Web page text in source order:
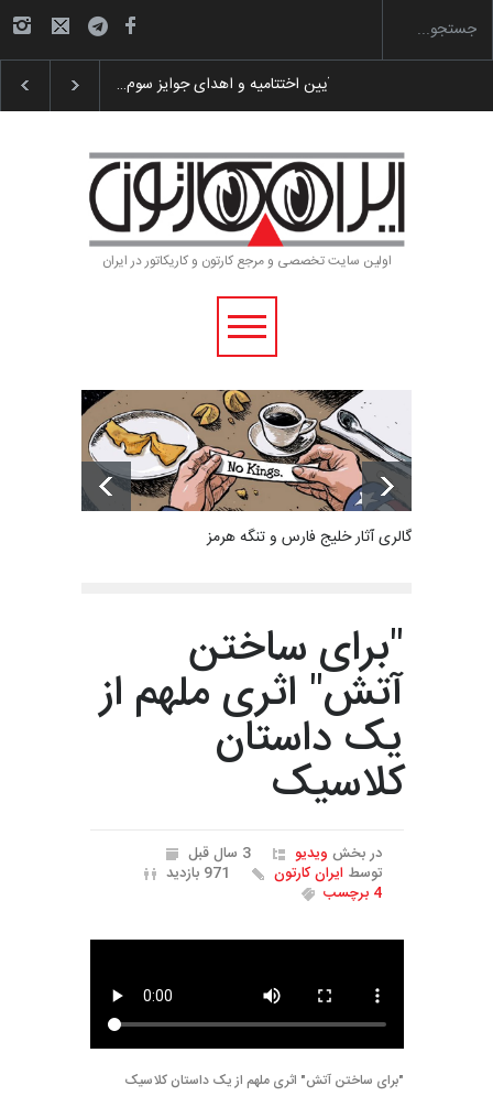
گزارش تصویری آیین اختتامیه و اهدای جوایز سوم…
اولین سایت تخصصی و مرجع کارتون و کاریکاتور در ایران
گالری آثار خلیج فارس و تنگه هرمز
"برای ساختن
آتش" اثری ملهم از
یک داستان
کلاسیک
در بخش ویدیو
3 سال قبل
توسط ایران کارتون
971 بازدید
4 برچسب
"برای ساختن آتش" اثری ملهم از یک داستان کلاسیک